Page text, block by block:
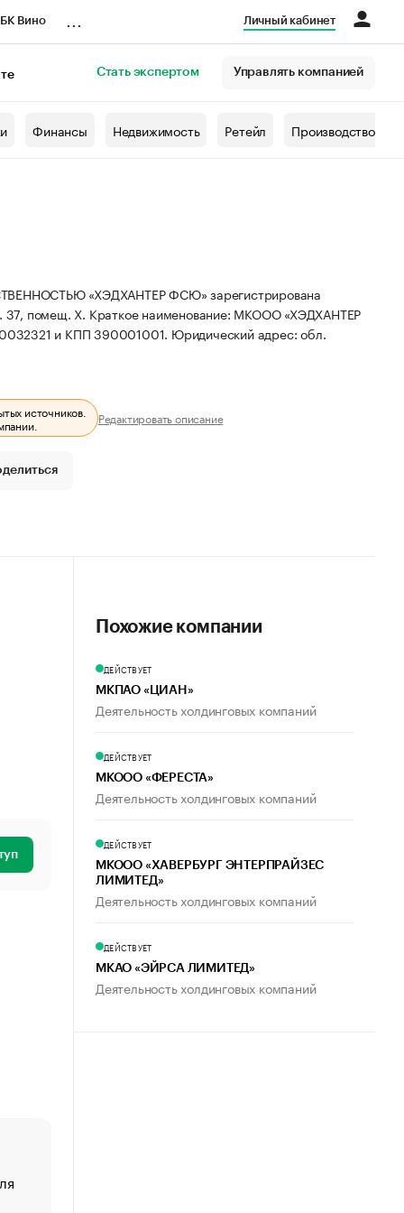
Вино Личный кабинет
Стать экспертом Управлять компанией
Финансы Недвижимость Ретейл Производство
«ХЭДХАНТЕР ФСЮ» зарегистрирована
37, помещ. X. Краткое наименование: МКООО «ХЭДХАНТЕР
и КПП 390001001. Юридический адрес: обл.
источников. Редактировать описание
Похожие компании
ДЕЙСТВУЕТ
МКПАО «ЦИАН»
Деятельность холдинговых компаний
ДЕЙСТВУЕТ
МКООО «ФЕРЕСТА»
Деятельность холдинговых компаний
ДЕЙСТВУЕТ
МКООО «ХАВЕРБУРГ ЭНТЕРПРАЙЗЕС
ЛИМИТЕД»
Деятельность холдинговых компаний
ДЕЙСТВУЕТ
МКАО «ЭЙРСА ЛИМИТЕД»
Деятельность холдинговых компаний